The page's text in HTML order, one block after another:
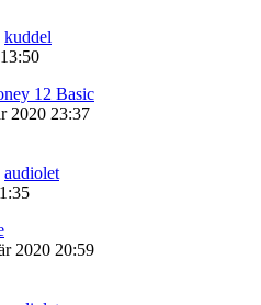
kuddel
12 Basic
2020 23:37
audiolet
2020 20:59